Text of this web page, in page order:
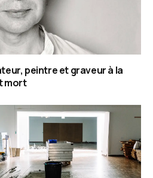
peintre et graveur à la
mort